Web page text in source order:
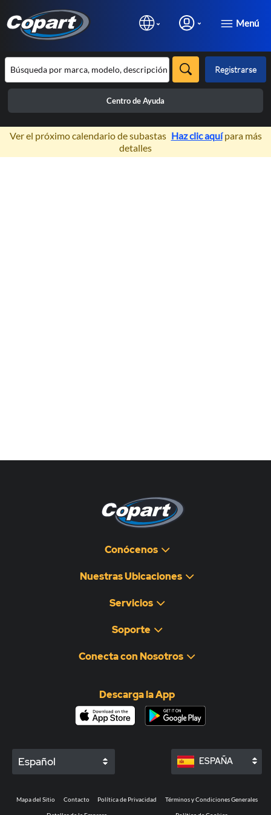
Menú
Registrarse
Centro de Ayuda
×
Ver el próximo calendario de subastas Haz clic aquípara más
detalles
Conócenos
Nuestras Ubicaciones
Servicios
Soporte
Conecta con Nosotros
Descarga la App
Español ESPAÑA
Mapa del Sitio Contacto Política de Privacidad Términos y Condiciones Generales